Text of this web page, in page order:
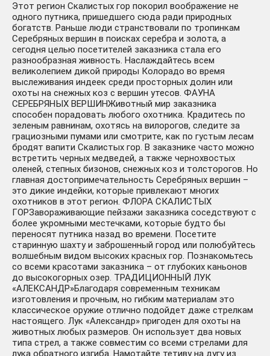
Этот регион Скалистых гор покорил воображение не
одного путника, пришедшего сюда ради природных
богатств. Раньше люди странствовали по тропинкам
Серебряных вершин в поисках серебра и золота, а
сегодня целью посетителей заказника стала его
разнообразная живность. Наслаждайтесь всем
великолепием дикой природы Колорадо во время
выслеживания индеек среди просторных долин или
охоты на снежных коз с вершин утесов. ФАУНА
СЕРЕБРЯНЫХ ВЕРШИНЖивотный мир заказника
способен порадовать любого охотника. Крадитесь по
зеленым равнинам, охотясь на вилорогов, следите за
грациозными пумами или смотрите, как по густым лесам
бродят вапити Скалистых гор. В заказнике часто можно
встретить черных медведей, а также чернохвостых
оленей, степных бизонов, снежных коз и толсторогов. Но
главная достопримечательность Серебряных вершин –
это дикие индейки, которые привлекают многих
охотников в этот регион. ФЛОРА СКАЛИСТЫХ
ГОРЗавораживающие пейзажи заказника соседствуют с
более укромными местечками, которые будто бы
переносят путника назад во времени. Посетите
старинную шахту и заброшенный город или полюбуйтесь
волшебным видом высоких красных гор. Познакомьтесь
со всеми красотами заказника – от глубоких каньонов
до высокогорных озер. ТРАДИЦИОННЫЙ ЛУК
«АЛЕКСАНДР»Благодаря современным техникам
изготовления и прочным, но гибким материалам это
классическое оружие отлично подойдет даже стрелкам
настоящего. Лук «Александр» пригоден для охоты на
животных любых размеров. Он использует два новых
типа стрел, а также совместим со всеми стрелами для
лука обратного изгиба. Намотайте тетиву на дугу из